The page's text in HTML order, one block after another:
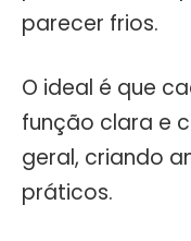
parecer frios.
O ideal é que
função clara e
geral, criando
práticos.